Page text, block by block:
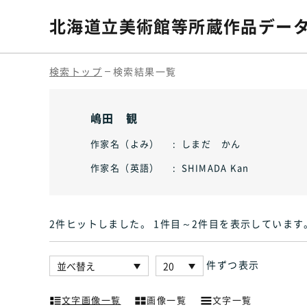
北海道立美術館等所蔵作品デー
検索トップ 検索結果一覧
嶋田 観
作家名（よみ）
しまだ かん
作家名（英語）
SHIMADA Kan
2件ヒット しました。 1件目～2件目 を表示しています。
件ずつ表示
文字画像一覧 画像一覧 文字一覧